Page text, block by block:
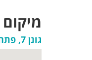
מיקום
גונן 7, פתח תקווה